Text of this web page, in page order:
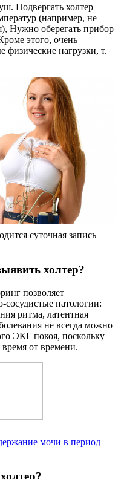
Подвергать холтер
(например, не
Нужно оберегать прибор
этого, очень
физические нагрузки, т.
суточная запись
холтер?
позволяет
сосудистые патологии:
ритма, латентная
не всегда можно
ЭКГ покоя, поскольку
от времени.
мочи в период